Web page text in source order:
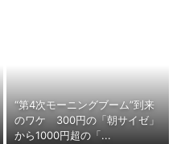
“第4次モーニングブーム”到来
のワケ 300円の「朝サイゼ」
から1000円超の「...